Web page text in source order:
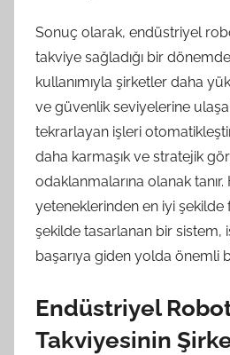
Sonuç olarak, endüstriyel
takviye sağladığı bir
kullanımıyla şirketler daha
ve güvenlik seviyelerine
tekrarlayan işleri
daha karmaşık ve stratejik
odaklanmalarına olanak tanır.
yeteneklerinden en iyi şekilde
şekilde tasarlanan bir sistem,
başarıya giden yolda önemli
Endüstriyel
Takviyesinin